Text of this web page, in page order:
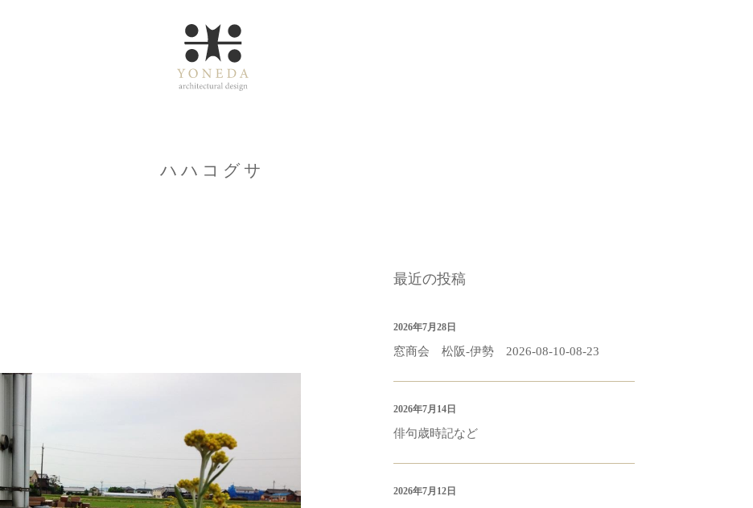
ハハコグサ
最近の投稿
窓商会 松阪-伊勢 2026-08-10-08-23
2026年7月28日
俳句歳時記など
2026年7月14日
2026年7月12日